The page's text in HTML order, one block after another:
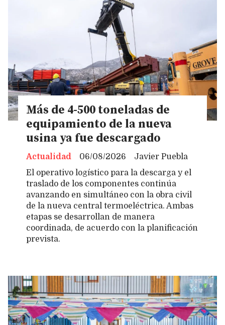
Más de 4-500 toneladas de
equipamiento de la nueva
usina ya fue descargado
Javier Puebla
Actualidad
06/08/2026
El operativo logístico para la descarga y el
traslado de los componentes continúa
avanzando en simultáneo con la obra civil
de la nueva central termoeléctrica. Ambas
etapas se desarrollan de manera
coordinada, de acuerdo con la planificación
prevista.